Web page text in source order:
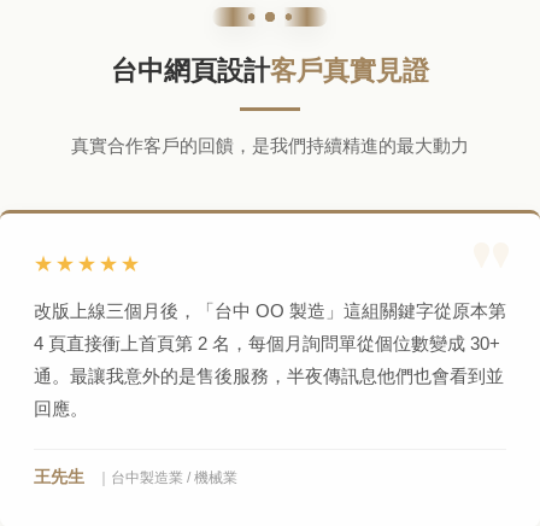
台中網頁設計客戶真實見證
真實合作客戶的回饋，是我們持續精進的最大動力
★★★★★
改版上線三個月後，「台中 OO 製造」這組關鍵字從原本第
4 頁直接衝上首頁第 2 名，每個月詢問單從個位數變成 30+
通。最讓我意外的是售後服務，半夜傳訊息他們也會看到並
回應。
王先生 ｜台中製造業 / 機械業